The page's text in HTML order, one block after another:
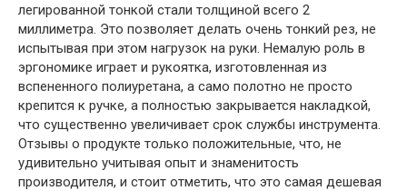
легированной тонкой стали толщиной всего 2
миллиметра. Это позволяет делать очень тонкий рез, не
испытывая при этом нагрузок на руки. Немалую роль в
эргономике играет и рукоятка, изготовленная из
вспененного полиуретана, а само полотно не просто
крепится к ручке, а полностью закрывается накладкой,
что существенно увеличивает срок службы инструмента.
Отзывы о продукте только положительные, что, не
удивительно учитывая опыт и знаменитость
производителя, и стоит отметить, что это самая дешевая